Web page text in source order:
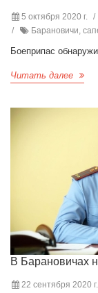
5 октября 2020 г.
Барановичи,
Боеприпас
Читать далее
В Барановичах
22 сентября 2020 г.